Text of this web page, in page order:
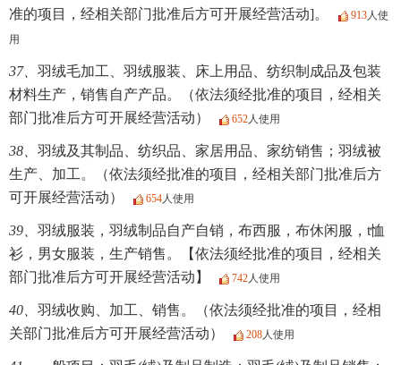
准的项目，经相关部门批准后方可开展经营活动]。
913人使
用
37、 羽绒毛加工、羽绒服装、床上用品、纺织制成品及包装
材料生产，销售自产产品。（依法须经批准的项目，经相关
部门批准后方可开展经营活动）
652人使用
38、 羽绒及其制品、纺织品、家居用品、家纺销售；羽绒被
生产、加工。（依法须经批准的项目，经相关部门批准后方
可开展经营活动）
654人使用
39、 羽绒服装，羽绒制品自产自销，布西服，布休闲服，t恤
衫，男女服装，生产销售。【依法须经批准的项目，经相关
部门批准后方可开展经营活动】
742人使用
40、 羽绒收购、加工、销售。（依法须经批准的项目，经相
关部门批准后方可开展经营活动）
208人使用